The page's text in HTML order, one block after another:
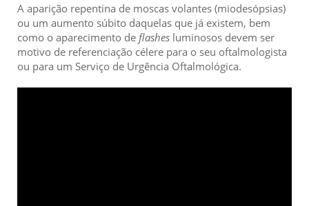
A aparição repentina de moscas volantes (miodesópsias)
ou um aumento súbito daquelas que já existem, bem
como o aparecimento de flashes luminosos devem ser
motivo de referenciação célere para o seu oftalmologista
ou para um Serviço de Urgência Oftalmológica.